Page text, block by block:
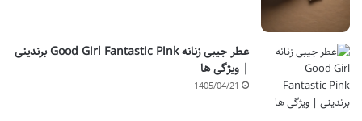
عطر جیبی زنانه Good Girl Fantastic Pink برندینی
| ویژگی ها
1405/04/21